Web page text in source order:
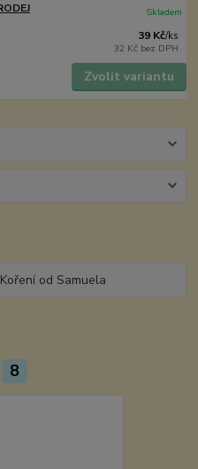
39 Kč/ks
32 Kč bez DPH
Skladem
Zvolit variantu
Koření od Samuela
8